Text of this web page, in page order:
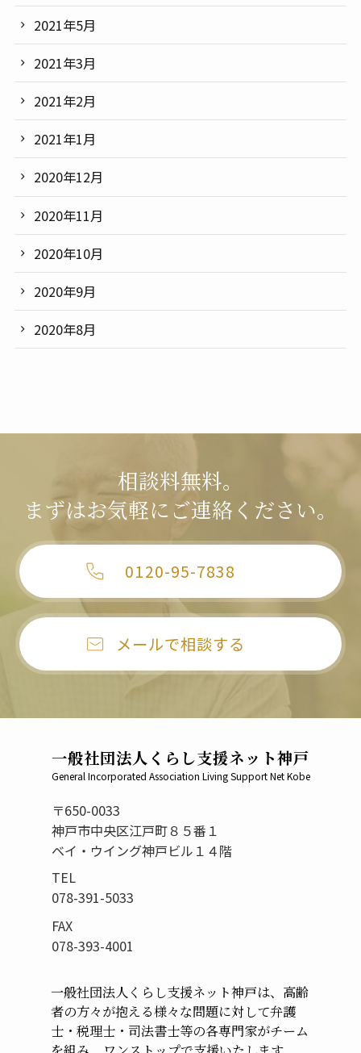
2021年5月
2021年3月
2021年2月
2021年1月
2020年12月
2020年11月
2020年10月
2020年9月
2020年8月
相談料無料。
まずはお気軽にご連絡ください。
0120-95-7838
メールで相談する
一般社団法人くらし支援ネット神戸
General Incorporated Association Living Support Net Kobe
〒650-0033
神戸市中央区江戸町８５番１
ベイ・ウイング神戸ビル１４階
TEL
078-391-5033
FAX
078-393-4001
一般社団法人くらし支援ネット神戸は、高齢
者の方々が抱える様々な問題に対して弁護
士・税理士・司法書士等の各専門家がチーム